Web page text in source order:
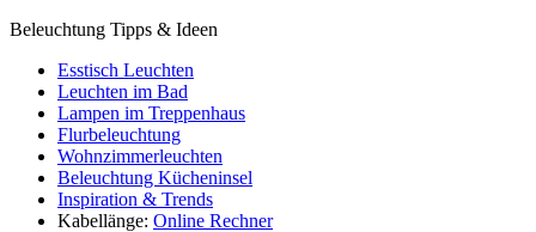
Beleuchtung Tipps & Ideen
Esstisch Leuchten
Leuchten im Bad
Lampen im Treppenhaus
Flurbeleuchtung
Wohnzimmerleuchten
Beleuchtung Kücheninsel
Inspiration & Trends
Kabellänge: Online Rechner